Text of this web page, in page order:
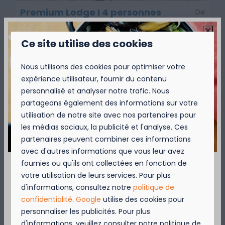
De
703 €
Premium Lodge I 4 personnes
(58 m²) - Chiens admis
Belgique, Nieuport
4
2
Luxueux
Très spacieux
Entièrement équipé
Douche de plain-pied
Terrasse
September = Mosselmaand!
Geniet van 2 t.e.m. 28 september van 50%
korting op de mosselprijs voor 2 personen
Ce site utilise des cookies
Nous utilisons des cookies pour optimiser votre
expérience utilisateur, fournir du contenu
personnalisé et analyser notre trafic. Nous
partageons également des informations sur votre
utilisation de notre site avec nos partenaires pour
les médias sociaux, la publicité et l'analyse. Ces
partenaires peuvent combiner ces informations
avec d'autres informations que vous leur avez
fournies ou qu'ils ont collectées en fonction de
votre utilisation de leurs services. Pour plus
d'informations, consultez notrepolitique de
confidentialité.Google utilise des cookies pour
personnaliser les publicités. Pour plus